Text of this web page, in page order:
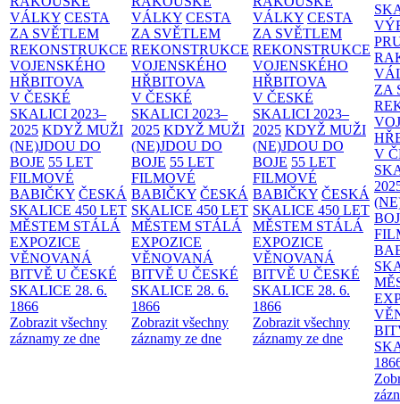
VÁLKY CESTA
ZA SVĚTLEM
REKONSTRUKCE
VOJENSKÉHO
HŘBITOVA
V ČESKÉ
SKALICI 2023–
2025 KDYŽ MUŽI
(NE)JDOU DO
BOJE 55 LET
FILMOVÉ
BABIČKY ČESKÁ
SKALICE 450 LET
MĚSTEM STÁLÁ
EXPOZICE
VĚNOVANÁ
BITVĚ U ČESKÉ
SKALICE 28. 6.
1866
Zobrazit všechny
záznamy ze dne
VÁLKY CESTA
ZA SVĚTLEM
REKONSTRUKCE
VOJENSKÉHO
HŘBITOVA
V ČESKÉ
SKALICI 2023–
2025 KDYŽ MUŽI
(NE)JDOU DO
BOJE 55 LET
FILMOVÉ
BABIČKY ČESKÁ
SKALICE 450 LET
MĚSTEM STÁLÁ
EXPOZICE
VĚNOVANÁ
BITVĚ U ČESKÉ
SKALICE 28. 6.
1866
Zobrazit všechny
záznamy ze dne
VÁLKY CESTA
ZA SVĚTLEM
REKONSTRUKCE
VOJENSKÉHO
HŘBITOVA
V ČESKÉ
SKALICI 2023–
2025 KDYŽ MUŽI
(NE)JDOU DO
BOJE 55 LET
FILMOVÉ
BABIČKY ČESKÁ
SKALICE 450 LET
MĚSTEM STÁLÁ
EXPOZICE
VĚNOVANÁ
BITVĚ U ČESKÉ
SKALICE 28. 6.
1866
Zobrazit všechny
záznamy ze dne
ZA
V